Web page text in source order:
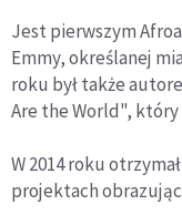
Jest pierwszym
Emmy, określanej
roku był także
Are the World", który
W 2014 roku
projektach